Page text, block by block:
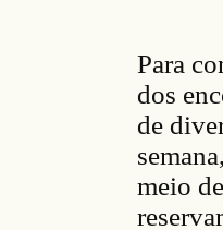
Para
dos
de
meio